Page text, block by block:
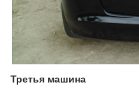
Третья машина